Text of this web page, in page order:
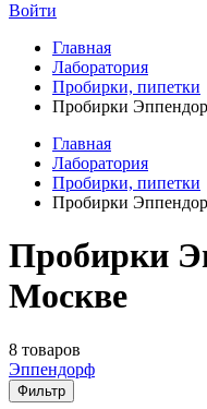
Войти
Главная
Лаборатория
Пробирки, пипетки
Пробирки
Главная
Лаборатория
Пробирки, пипетки
Пробирки
Пробирки
Москве
8 товаров
Эппендорф
Фильтр